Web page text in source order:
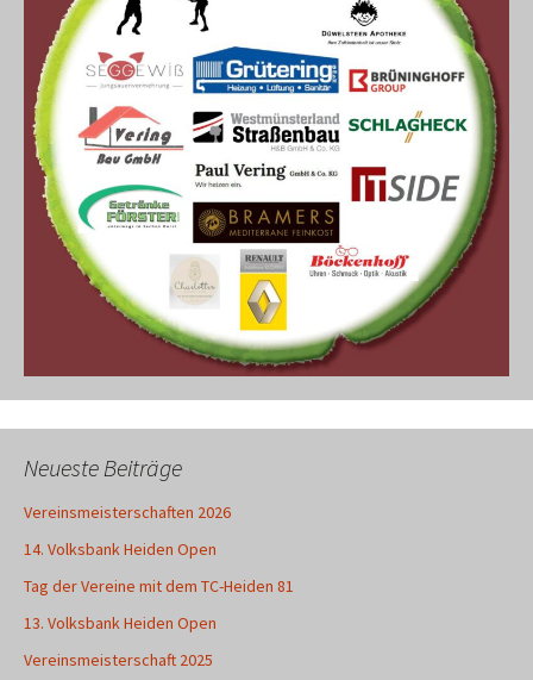
Neueste Beiträge
Vereinsmeisterschaften 2026
14. Volksbank Heiden Open
Tag der Vereine mit dem TC-Heiden 81
13. Volksbank Heiden Open
Vereinsmeisterschaft 2025